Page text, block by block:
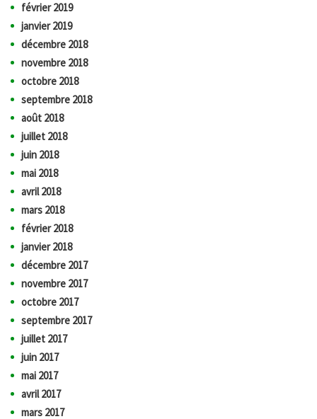
février 2019
janvier 2019
décembre 2018
novembre 2018
octobre 2018
septembre 2018
août 2018
juillet 2018
juin 2018
mai 2018
avril 2018
mars 2018
février 2018
janvier 2018
décembre 2017
novembre 2017
octobre 2017
septembre 2017
juillet 2017
juin 2017
mai 2017
avril 2017
mars 2017